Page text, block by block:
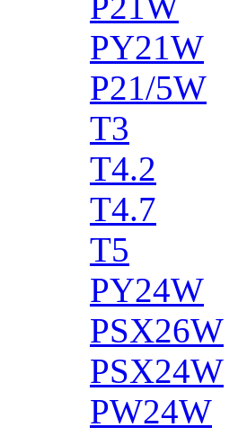
PY21W
P21/5W
T3
T4.2
T4.7
T5
PY24W
PSX26W
PSX24W
PW24W